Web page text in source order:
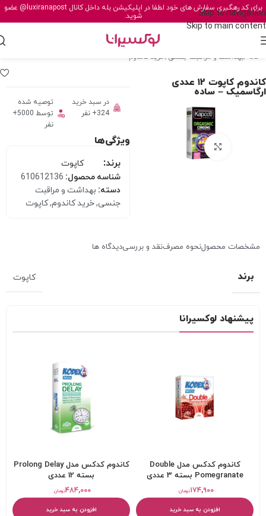
Skip to navigation
Skip to main content
برای کد رهگیری سفارش های خود لطفا در اپلیکیشن بله داخل کانال@luxiranapost عضو
شوید.
خانه /بهداشت و مراقبت جنسی / خرید کاندوم
کاندوم کاپوت ۱2 عددی
ارگاسمیک – ساده
برای بزرگنمایی کلیک کنید
در سبد خرید
324+ نفر
توصیه شده
توسط 5000+
نفر
ویژگی‌ها
برند:
کاپوت
شناسه محصول: 610612136
دسته: بهداشت و مراقبت
جنسی,خرید کاندوم,کاپوت
مشخصات محصولنحوه مصرفنقد و بررسیدیدگاه ها
برند کاپوت
پیشنهاد لوکسیرانا
کاندوم کدکس مدل Double
Pomegranate بسته 3 عددی
تومان۱۷۴,۹۰۰
افزودن به سبد خرید
کاندوم کدکس مدل Prolong Delay
بسته 12 عددی
تومان۴۸۴,۰۰۰
افزودن به سبد خرید